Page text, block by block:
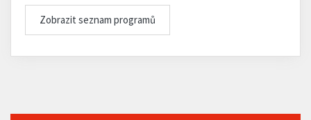
Zobrazit seznam programů